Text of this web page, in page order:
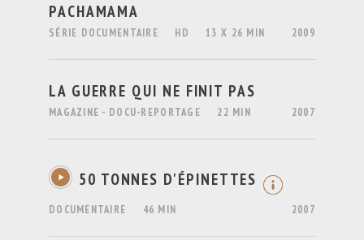
PACHAMAMA
SÉRIE DOCUMENTAIRE HD 13 X 26 MIN 2009
LA GUERRE QUI NE FINIT PAS
MAGAZINE - DOCU-REPORTAGE 22 MIN 2007
50 TONNES D'ÉPINETTES
DOCUMENTAIRE 46 MIN 2007